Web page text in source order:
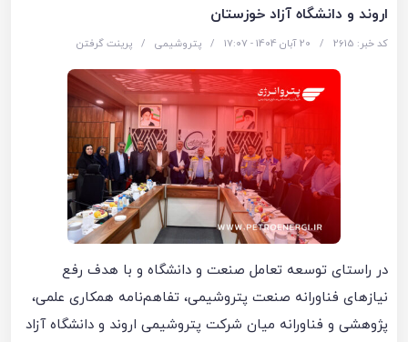
اروند و دانشگاه آزاد خوزستان
کد خبر: 2615 / 20 آبان 1404 - ۱۷:۰۷ / پتروشیمی / پرینت گرفتن
در راستای توسعه تعامل صنعت و دانشگاه و با هدف رفع
نیازهای فناورانه صنعت پتروشیمی، تفاهم‌نامه همکاری علمی،
پژوهشی و فناورانه میان شرکت پتروشیمی اروند و دانشگاه آزاد